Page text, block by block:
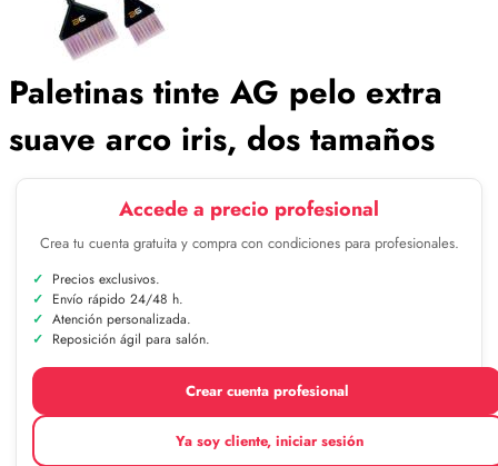
Paletinas tinte AG pelo extra
suave arco iris, dos tamaños
Accede a precio profesional
Crea tu cuenta gratuita y compra con condiciones para profesionales.
Precios exclusivos.
Envío rápido 24/48 h.
Atención personalizada.
Reposición ágil para salón.
Crear cuenta profesional
Ya soy cliente, iniciar sesión